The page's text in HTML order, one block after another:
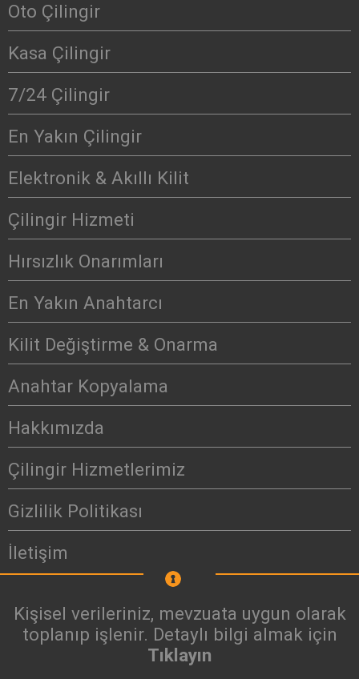
Oto Çilingir
Kasa Çilingir
7/24 Çilingir
En Yakın Çilingir
Elektronik & Akıllı Kilit
Çilingir Hizmeti
Hırsızlık Onarımları
En Yakın Anahtarcı
Kilit Değiştirme & Onarma
Anahtar Kopyalama
Hakkımızda
Çilingir Hizmetlerimiz
Gizlilik Politikası
İletişim
Kişisel verileriniz, mevzuata uygun olarak
toplanıp işlenir. Detaylı bilgi almak için
Tıklayın